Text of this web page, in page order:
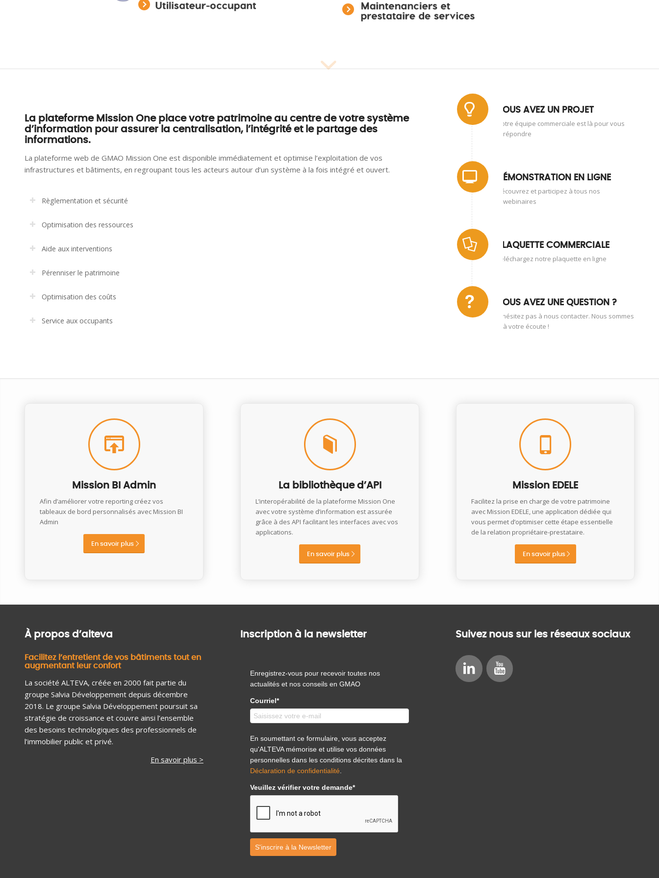
La plateforme Mission One place votre patrimoine au centre de votre système
d’information pour assurer la centralisation, l’intégrité et le partage des
informations.
La plateforme web de GMAO Mission One est disponible immédiatement et optimise l’exploitation de vos
infrastructures et bâtiments, en regroupant tous les acteurs autour d’un système à la fois intégré et ouvert.
Règlementation et sécurité
Optimisation des ressources
Aide aux interventions
Pérenniser le patrimoine
Optimisation des coûts
Service aux occupants
VOUS AVEZ UN PROJET
Notre équipe commerciale est là pour vous
répondre
DÉMONSTRATION EN LIGNE
Découvrez et participez à tous nos
webinaires
PLAQUETTE COMMERCIALE
Téléchargez notre plaquette en ligne
VOUS AVEZ UNE QUESTION ?
N’hésitez pas à nous contacter. Nous sommes
à votre écoute !
Mission BI Admin
Afin d’améliorer votre reporting créez vos
tableaux de bord personnalisés avec Mission BI
Admin
En savoir plus
La bibliothèque d’API
L’interopérabilité de la plateforme Mission One
avec votre système d’information est assurée
grâce à des API facilitant les interfaces avec vos
applications.
En savoir plus
Mission EDELE
Facilitez la prise en charge de votre patrimoine
avec Mission EDELE, une application dédiée qui
vous permet d’optimiser cette étape essentielle
de la relation propriétaire-prestataire.
En savoir plus
À propos d’alteva
Facilitez l’entretient de vos bâtiments tout en
augmentant leur confort
La société ALTEVA, créée en 2000 fait partie du
groupe Salvia Développement depuis décembre
2018. Le groupe Salvia Développement poursuit sa
stratégie de croissance et couvre ainsi l’ensemble
des besoins technologiques des professionnels de
l’immobilier public et privé.
En savoir plus >
Inscription à la newsletter
Enregistrez-vous pour recevoir toutes nos
actualités et nos conseils en GMAO
Courriel*
En soumettant ce formulaire, vous acceptez
qu'ALTEVA mémorise et utilise vos données
personnelles dans les conditions décrites dans la
Déclaration de confidentialité
Veuillez vérifier votre demande*
S'inscrire à la Newsletter
Suivez nous sur les réseaux sociaux